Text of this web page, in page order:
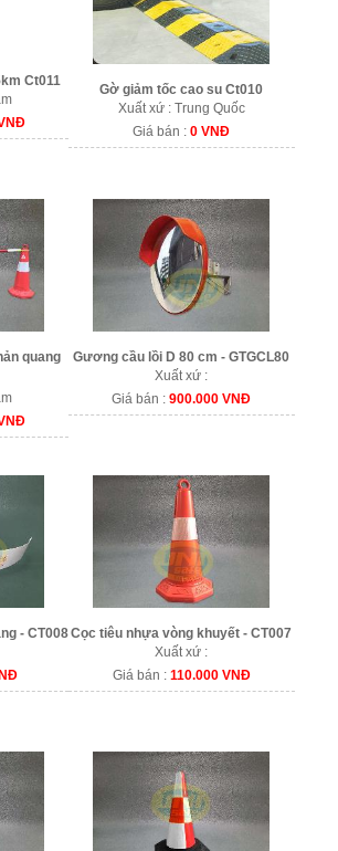
Ct011
Gờ giảm tốc cao su Ct010
Xuất xứ : Trung Quốc
Giá bán :0 VNĐ
quang
Gương cầu lồi D 80 cm - GTGCL80
Xuất xứ :
Giá bán :900.000 VNĐ
- CT008Cọc tiêu nhựa vòng khuyết - CT007
Xuất xứ :
Giá bán : 110.000 VNĐ